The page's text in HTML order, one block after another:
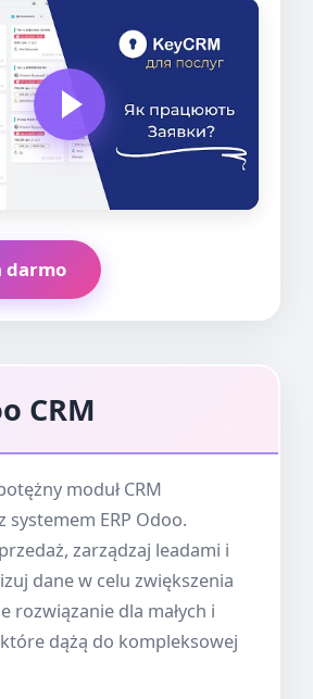
darmo
CRM
moduł CRM
ERP Odoo.
zarządzaj leadami i
dane w celu zwiększenia
rozwiązanie dla małych i
dążą do kompleksowej